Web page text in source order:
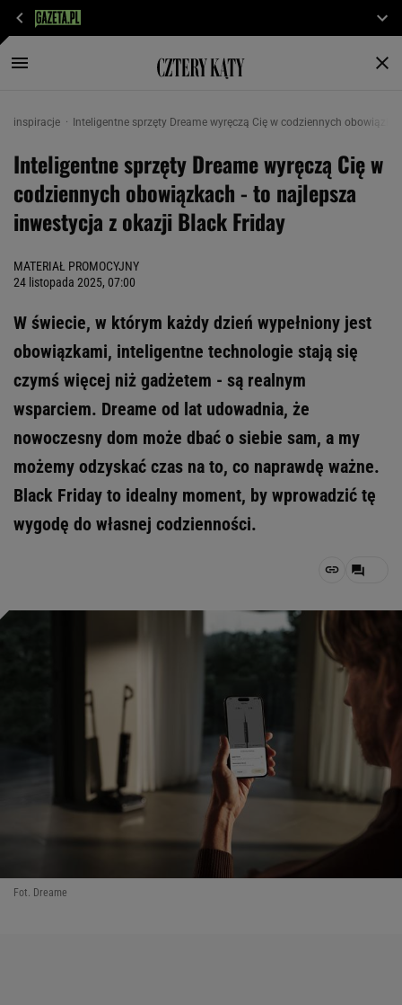
inspiracje Inteligentne sprzęty Dreame wyręczą Cię w codziennych
Inteligentne sprzęty Dreame wyręczą Cię w
codziennych obowiązkach - to najlepsza
inwestycja z okazji Black Friday
MATERIAŁ PROMOCYJNY
24 listopada 2025, 07:00
W świecie, w którym każdy dzień wypełniony jest
obowiązkami, inteligentne technologie stają się
czymś więcej niż gadżetem - są realnym
wsparciem. Dreame od lat udowadnia, że
nowoczesny dom może dbać o siebie sam, a my
możemy odzyskać czas na to, co naprawdę ważne.
Black Friday to idealny moment, by wprowadzić tę
wygodę do własnej codzienności.
Fot. Dreame